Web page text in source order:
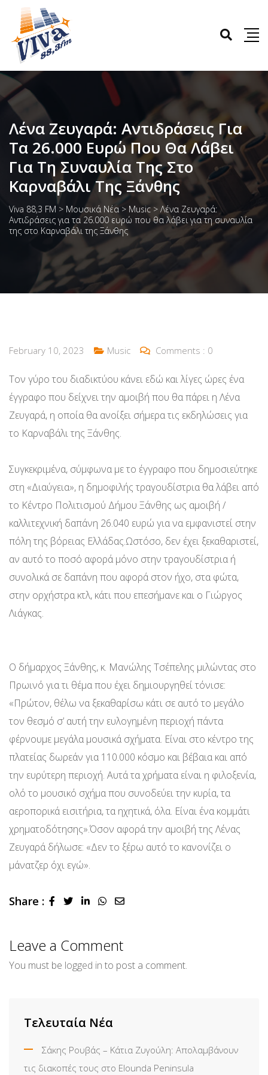
Λένα Ζευγαρά: Αντιδράσεις Για
Τα 26.000 Ευρώ Που Θα Λάβει
Για Τη Συναυλία Της Στο
Καρναβάλι Της Ξάνθης
Viva 88,3 FM > Μουσικά Νέα > Music > Λένα Ζευγαρά:
Αντιδράσεις για τα 26.000 ευρώ που θα λάβει για τη συναυλία
της στο Καρναβάλι της Ξάνθης
February 10, 2023 Music Comments : 0
Τον γύρο του διαδικτύου κάνει εδώ και λίγες ώρες ένα
έγγραφο που δείχνει την αμοιβή που θα πάρει η Λένα
Ζευγαρά, η οποία θα ανοίξει σήμερα τις εκδηλώσεις για
το Καρναβάλι της Ξάνθης.
Συγκεκριμένα, σύμφωνα με το έγγραφο που δημοσιεύτηκε
στη «Διαύγεια», η δημοφιλής τραγουδίστρια θα λάβει από
το Κέντρο Πολιτισμού Δήμου Ξάνθης ως αμοιβή /
καλλιτεχνική δαπάνη 26.040 ευρώ για να εμφανιστεί στην
πόλη της βόρειας Ελλάδας.Ωστόσο, δεν έχει ξεκαθαριστεί,
αν αυτό το ποσό αφορά μόνο στην τραγουδίστρια ή
συνολικά σε δαπάνη που αφορά στον ήχο, στα φώτα,
στην ορχήστρα κτλ, κάτι που επεσήμανε και ο Γιώργος
Λιάγκας.
Ο δήμαρχος Ξάνθης, κ. Μανώλης Τσέπελης μιλώντας στο
Πρωινό για τι θέμα που έχει δημιουργηθεί τόνισε:
«Πρώτον, θέλω να ξεκαθαρίσω κάτι σε αυτό το μεγάλο
τον θεσμό σ’ αυτή την ευλογημένη περιοχή πάντα
φέρνουμε μεγάλα μουσικά σχήματα. Είναι στο κέντρο της
πλατείας δωρεάν για 110.000 κόσμο και βέβαια και από
την ευρύτερη περιοχή. Αυτά τα χρήματα είναι η φιλοξενία,
ολό το μουσικό σχήμα που συνοδεύει την κυρία, τα
αεροπορικά εισιτήρια, τα ηχητικά, όλα. Είναι ένα κομμάτι
χρηματοδότησης».Όσον αφορά την αμοιβή της Λένας
Ζευγαρά δήλωσε: «Δεν το ξέρω αυτό το κανονίζει ο
μάνατζερ όχι εγώ».
Share : LinkedInWhatsapp
Share
Leave a Comment
You must be logged in to post a comment.
Τελευταία Νέα
Σάκης Ρουβάς – Κάτια Ζυγούλη: Απολαμβάνουν
τις διακοπές τους στο Elounda Peninsula